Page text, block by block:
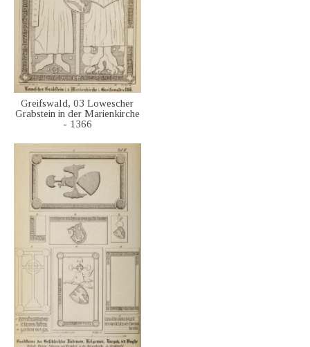
Greifswald, 03 Lowescher
Grabstein in der Marienkirche
- 1366